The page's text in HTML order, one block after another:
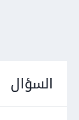
السؤال